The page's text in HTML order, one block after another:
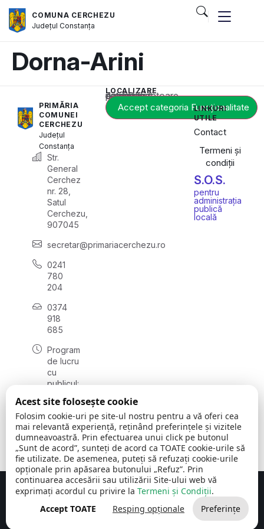
COMUNA CERCHEZU
JudețulConstanța
Dorna-Arini
PRIMĂRIA
COMUNEI
CERCHEZU
Județul
Constanța
Str.
General
Cerchez
nr. 28,
Satul
Cerchezu,
907045
secretar@primariacerchezu.ro
0241
780
204
0374
918
685
Program
de lucru
cu
publicul:
08:00 -
16:30
, vineri:
08:00 -
14:00
LOCALIZARE
Acest conținut este blocat până când acceptați categoria corespunzătoare de cookie-uri.
Accept categoria Funcționalitate
LINKURI
UTILE
Contact
Termeni și
condiții
S.O.S.
pentru
administrația
publică
locală
Comuna Cerchezu © 2026Toate drepturile rezervate
Concept realizat de Big Media Relații Publice SRL
Acest site folosește cookie
Folosim cookie-uri pe site-ul nostru pentru a vă oferi cea
mai relevantă experiență, reținând preferințele și vizitele
dumneavoastră. Prin efectuarea unui click pe butonul
„Sunt de acord”, sunteți de acord ca TOATE cookie-urile să
fie utilizate. De asemenea, puteți să refuzați cookie-urile
opționale prin apăsarea butonului „Refuz”. Prin
continuarea accesării sau utilizării Site-ului web vă
exprimați acordul cu privire la Termeni și Condiții.
Accept TOATE
Resping opționale Preferințe